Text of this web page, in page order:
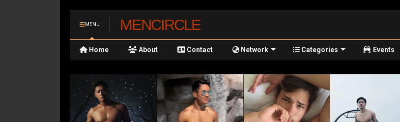
MENU MENCIRCLE
Home About Contact Network Categories Events